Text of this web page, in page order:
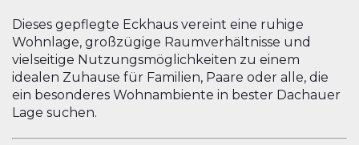
Dieses gepflegte Eckhaus vereint eine ruhige
Wohnlage, großzügige Raumverhältnisse und
vielseitige Nutzungsmöglichkeiten zu einem
idealen Zuhause für Familien, Paare oder alle, die
ein besonderes Wohnambiente in bester Dachauer
Lage suchen.